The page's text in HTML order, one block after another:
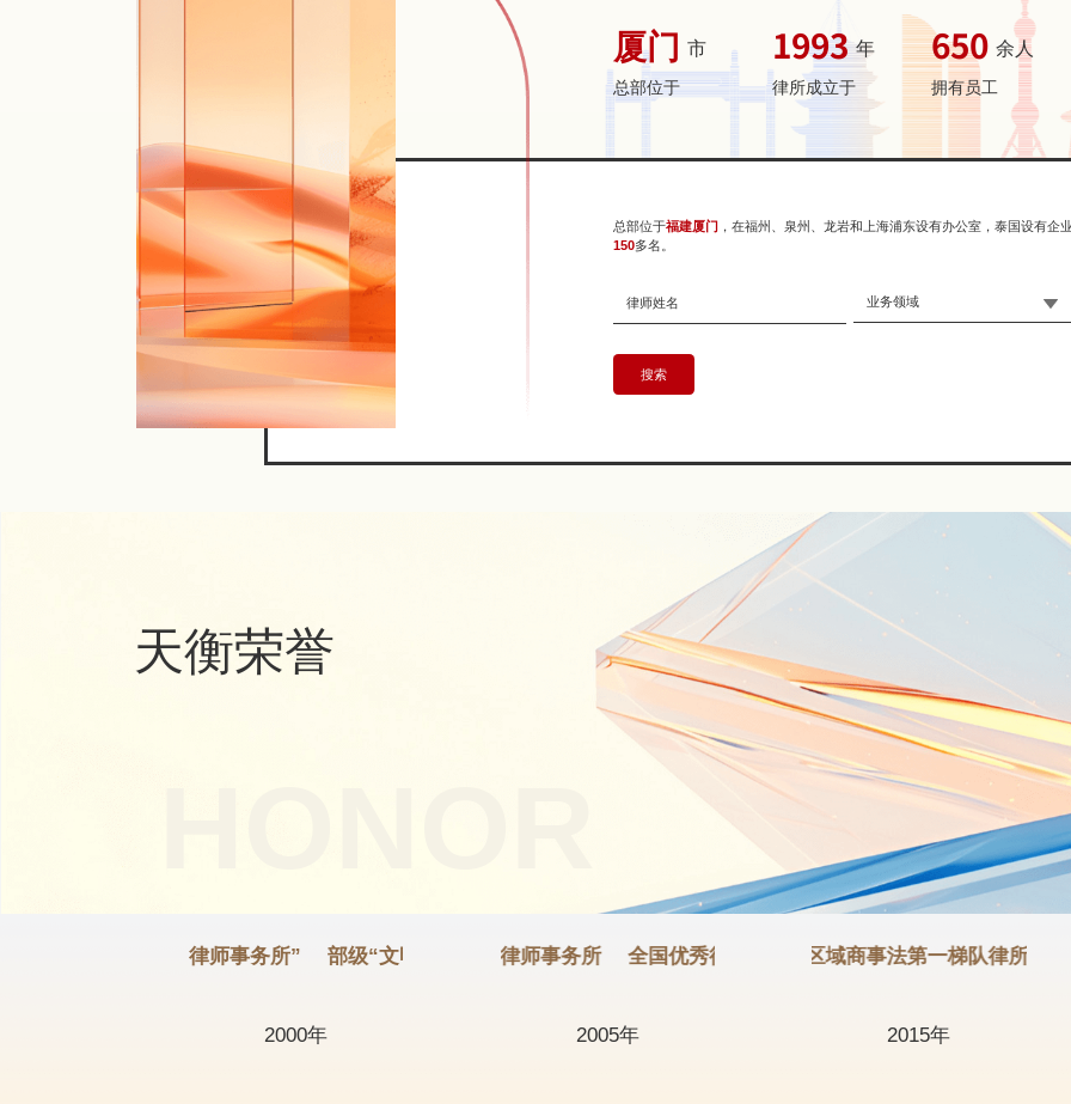
厦门 市
总部位于
1993 年
律所成立于
650 余人
拥有员工
总部位于福建厦门 ，在福州、泉州、龙岩和上海浦东设有办公室，泰国设有企
150多名。
业务领域
搜索
天衡荣誉
部级“文明律师事务所” 部级“文明律师事务所”
2000年
全国优秀律师事务所 全国优秀律师事务所
2005年
LEGALBAND 福建区域商事法第一梯队律所
2015年
全省